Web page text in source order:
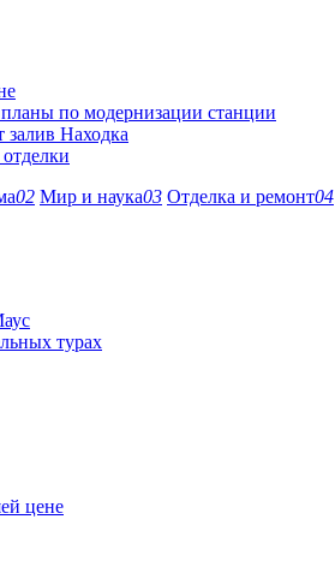
по модернизации станции
залив Находка
02 Мир и наука03 Отделка и ремонт04
турах
цене